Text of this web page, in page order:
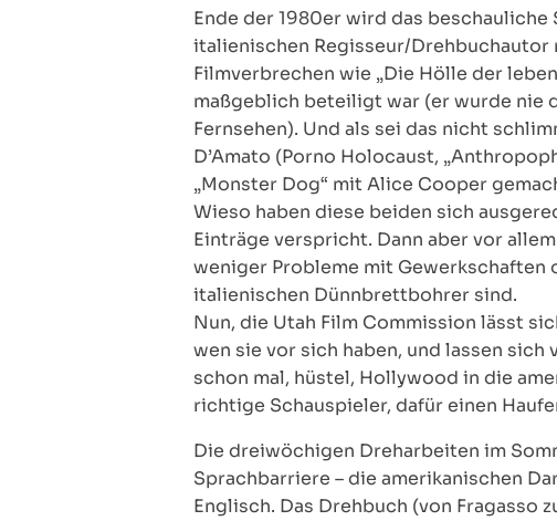
Ende der 1980er wird das beschauliche
italienischen Regisseur/Drehbuchautor
Filmverbrechen wie „Die Hölle der
maßgeblich beteiligt war (er wurde nie
Fernsehen). Und als sei das nicht
D’Amato (Porno Holocaust,
„Monster Dog“ mit Alice Cooper
Wieso haben diese beiden sich
Einträge verspricht. Dann aber vor
weniger Probleme mit Gewerkschaften
italienischen Dünnbrettbohrer sind.
Nun, die Utah Film Commission lässt
wen sie vor sich haben, und lassen
schon mal, hüstel, Hollywood in die
richtige Schauspieler, dafür einen
Die dreiwöchigen Dreharbeiten im
Sprachbarriere – die amerikanischen
Englisch. Das Drehbuch (von